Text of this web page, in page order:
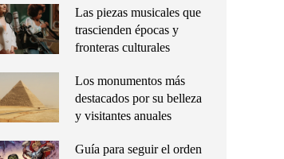
Las piezas musicales que
trascienden épocas y
fronteras culturales
Los monumentos más
destacados por su belleza
y visitantes anuales
Guía para seguir el orden